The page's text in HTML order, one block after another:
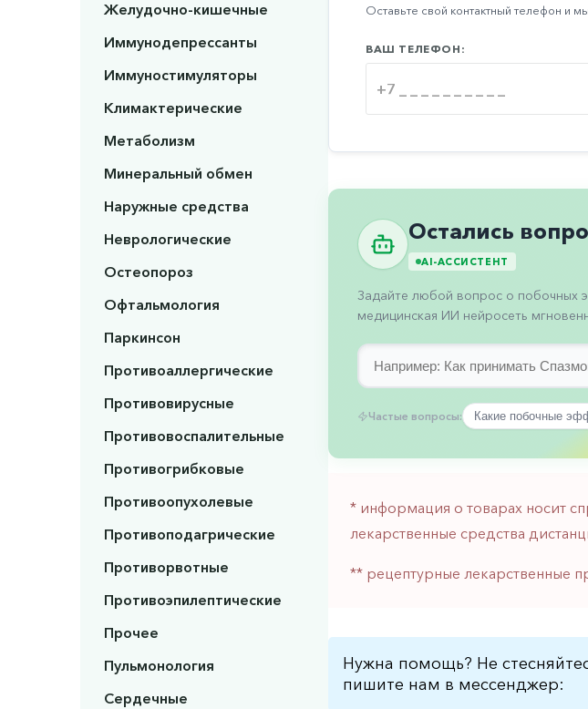
Желудочно-кишечные
Иммунодепрессанты
Иммуностимуляторы
Климактерические
Метаболизм
Минеральный обмен
Наружные средства
Неврологические
Остеопороз
Офтальмология
Паркинсон
Противоаллергические
Противовирусные
Противовоспалительные
Противогрибковые
Противоопухолевые
Противоподагрические
Противорвотные
Противоэпилептические
Прочее
Пульмонология
Сердечные
Оставьте свой контактный телефон и
ВАШ ТЕЛЕФОН:
Остались
AI-АССИСТЕНТ
Задайте любой вопрос о побочных
медицинская ИИ нейросеть
Частые вопросы: Какие побочные
* информация о товарах носит
лекарственные средства
** рецептурные лекарственные
Нужна помощь? Не
пишите нам в мессенджер: